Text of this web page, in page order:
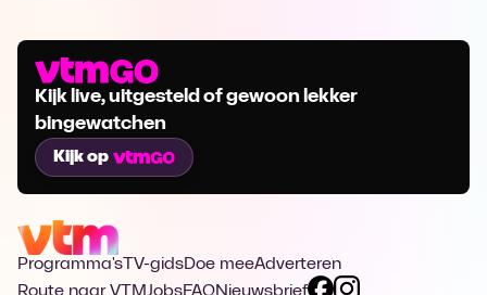
Kijk live, uitgesteld of gewoon lekker
bingewatchen
Kijk op
Programma's TV-gidsDoe meeAdverteren